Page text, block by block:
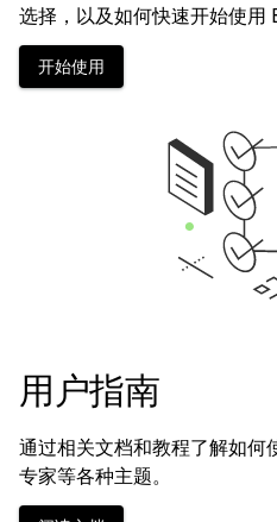
选择，以及如何快速开始使用
开始使用
用户指南
通过相关文档和教程了解如何
专家等各种主题。